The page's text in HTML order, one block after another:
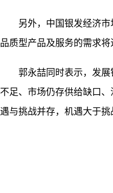
另外，中国银发经济市
品质型产品及服务的需求将
郭永喆同时表示，发
不足、市场仍存供给缺口
遇与挑战并存，机遇大于挑